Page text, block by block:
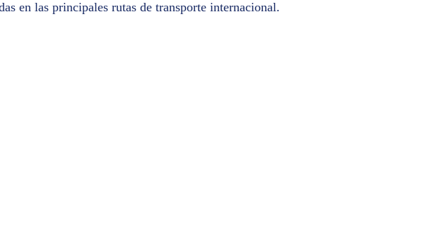
en las principales rutas de transporte internacional.